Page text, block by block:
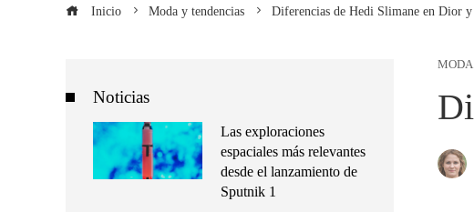
Inicio Moda y tendencias Diferencias de Hedi Slimane en Dior
Noticias
Las exploraciones
espaciales más relevantes
desde el lanzamiento de
Sputnik 1